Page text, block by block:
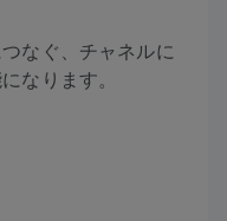
なぐ、チャネルに
なります。